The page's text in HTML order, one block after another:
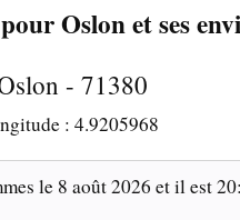
Oslon et ses
- 71380
: 4.9205968
le 8 août 2026 et il est